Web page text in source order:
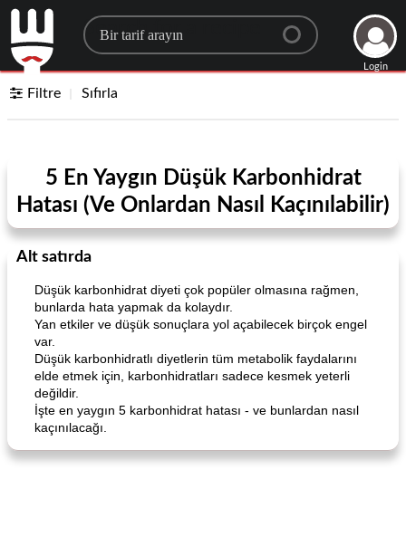
Search for a recipe
Login
Filtre Sıfırla
5 En Yaygın Düşük Karbonhidrat
Hatası (Ve Onlardan Nasıl Kaçınılabilir)
Alt satırda
Düşük karbonhidrat diyeti çok popüler olmasına rağmen,
bunlarda hata yapmak da kolaydır.
Yan etkiler ve düşük sonuçlara yol açabilecek birçok engel
var.
Düşük karbonhidratlı diyetlerin tüm metabolik faydalarını
elde etmek için, karbonhidratları sadece kesmek yeterli
değildir.
İşte en yaygın 5 karbonhidrat hatası - ve bunlardan nasıl
kaçınılacağı.